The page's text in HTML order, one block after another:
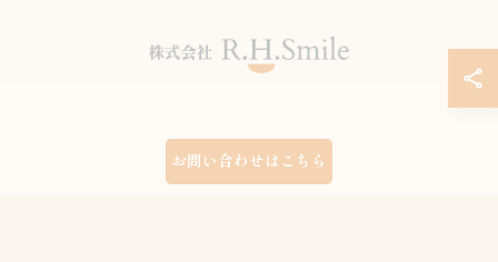
お問い合わせはこちら
© 2026 愛媛県今治市のうどんならこがね製麺所 ALL RIGHTS RESERVED.